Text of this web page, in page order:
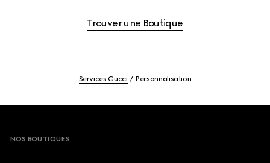
Trouver une Boutique
Services Gucci Personnalisation
NOS BOUTIQUES